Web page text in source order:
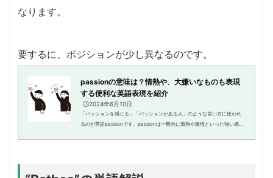
なります。
要するに、ポジションが少し異なるのです。
passionの意味は？情熱や、大嫌いなものも表現
する便利な英語表現を紹介
🕒️2024年6月10日
「パッションを感じる」「パッションがある人」のような言い方に使われ
るのが英語passionです。passionは一般的に情熱や激情といった強い感情